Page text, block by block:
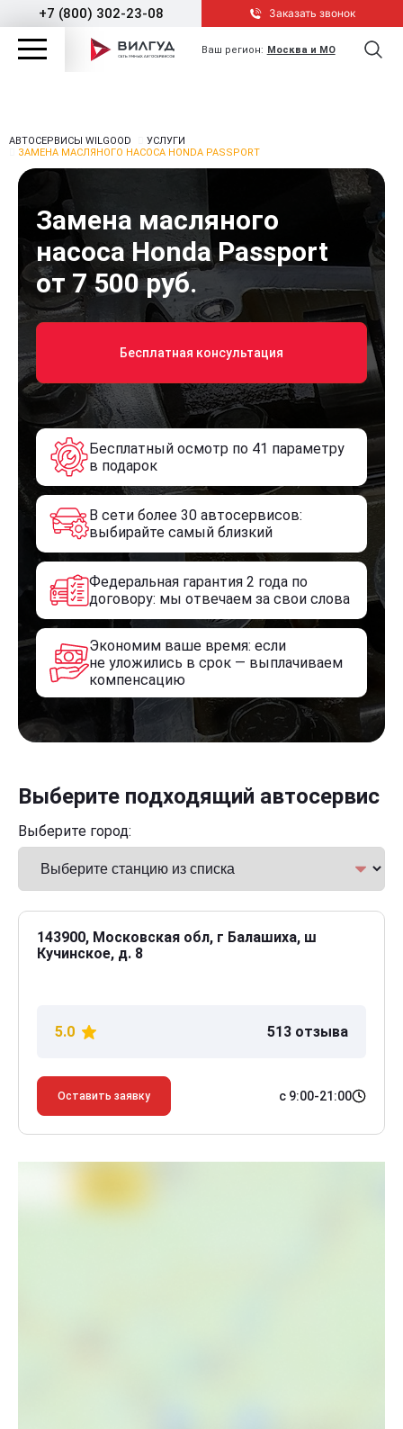
+7 (800) 302-23-08 Заказать звонок
Ваш регион: Москва и МО
АВТОСЕРВИСЫ WILGOOD
УСЛУГИ
ЗАМЕНА МАСЛЯНОГО НАСОСА HONDA PASSPORT
Замена масляного
насоса Honda Passport
от 7 500 руб.
Бесплатная консультация
Бесплатный осмотр по 41 параметру
в подарок
В сети более 30 автосервисов:
выбирайте самый близкий
Федеральная гарантия 2 года по
договору: мы отвечаем за свои слова
Экономим ваше время: если
не уложились в срок — выплачиваем
компенсацию
Выберите подходящий автосервис
Выберите город:
143900, Московская обл, г Балашиха, ш
Кучинское, д. 8
5.0 513 отзыва
Оставить заявку с 9:00-21:00